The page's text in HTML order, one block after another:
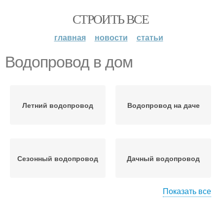
СТРОИТЬ ВСЕ
главная новости статьи
Водопровод в дом
Летний водопровод Водопровод на даче
Сезонный водопровод Дачный водопровод
Показать все